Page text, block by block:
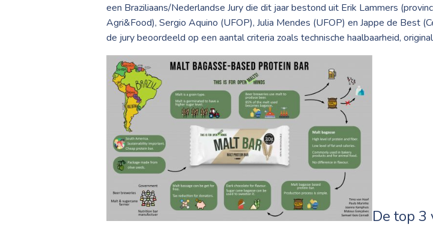
een Braziliaans/Nederlandse Jury die dit jaar bestond uit Erik Lammers
Agri&Food), Sergio Aquino (UFOP), Julia Mendes (UFOP) en Jappe de Best
de jury beoordeeld op een aantal criteria zoals technische haalbaarheid,
De top 3